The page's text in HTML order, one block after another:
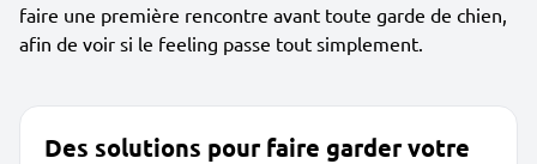
faire une première rencontre avant toute garde de chien,
afin de voir si le feeling passe tout simplement.
Des solutions pour faire garder votre